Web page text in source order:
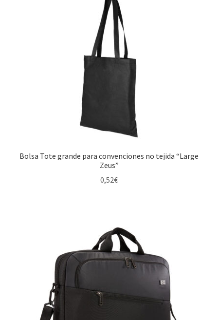
Bolsa Tote grande para convenciones no tejida “Large
Zeus”
0,52€